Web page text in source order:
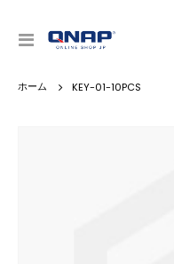
ナ
呼
KEY-01-10PCS